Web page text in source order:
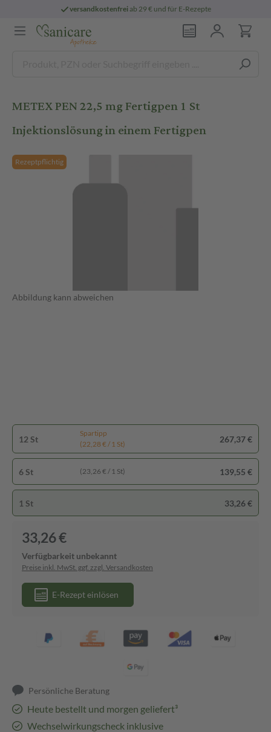
versandkostenfreiab 29 € und für E-Rezepte
METEX PEN 22,5 mg Fertigpen 1 St
Injektionslösung in einem Fertigpen
Rezeptpflichtig
Abbildung kann abweichen
12 St
Spartipp
(22,28 € / 1 St)
267,37 €
6 St (23,26 € / 1 St) 139,55 €
1 St 33,26 €
33,26 €
Verfügbarkeit unbekannt
Preise inkl. MwSt. ggf. zzgl. Versandkosten
E-Rezept einlösen
Persönliche Beratung
Heute bestellt und morgen geliefert³
Wechselwirkungscheck inklusive